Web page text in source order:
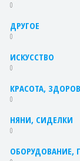
0
ДРУГОЕ
0
ИСКУССТВО
0
КРАСОТА,
0
НЯНИ, СИДЕЛКИ
0
ОБОРУДОВАНИЕ,